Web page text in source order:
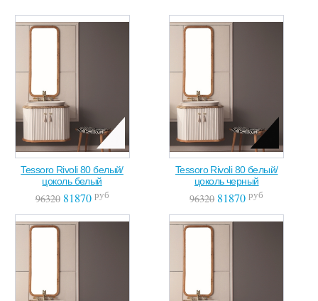
Tessoro Rivoli 80 белый/
цоколь белый
9632081870 руб
Tessoro Rivoli 80 белый/
цоколь черный
96320 81870 руб